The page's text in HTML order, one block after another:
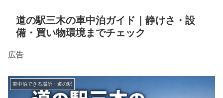
道の駅三木の車中泊ガイド｜静けさ・設
備・買い物環境までチェック
広告
車中泊できる場所・道の駅